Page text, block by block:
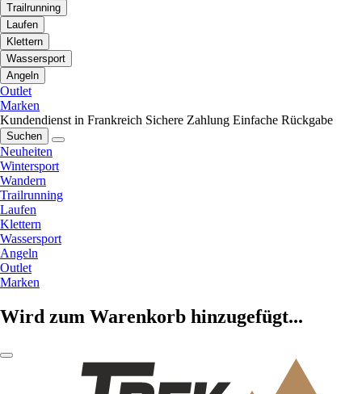
Trailrunning
Laufen
Klettern
Wassersport
Angeln
Outlet
Marken
Kundendienst in Frankreich Sichere Zahlung Einfache Rückgabe
Suchen
Neuheiten
Wintersport
Wandern
Trailrunning
Laufen
Klettern
Wassersport
Angeln
Outlet
Marken
Wird zum Warenkorb hinzugefügt...